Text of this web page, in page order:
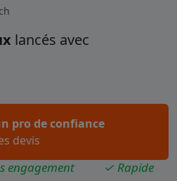
lancés avec
pro de confiance
devis
engagement ✓ Rapide